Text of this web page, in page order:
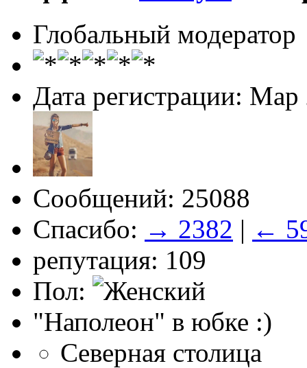
Глобальный модератор
Дата регистрации: Мар
Сообщений: 25088
Спасибо: → 2382 | ←
репутация: 109
Пол:
"Наполеон" в юбке :)
Северная столица